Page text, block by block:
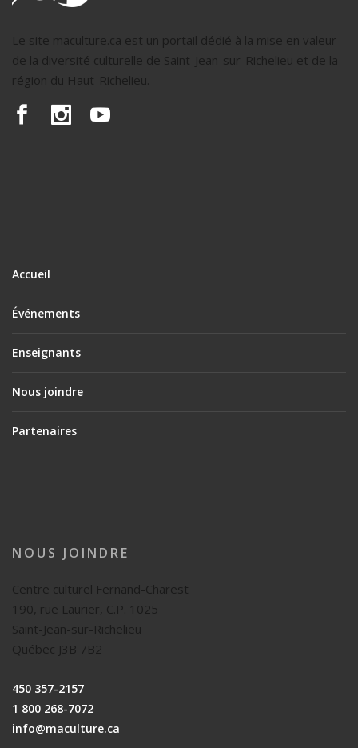
Le site maculture.ca est un portail dédié à la mise en valeur
de la diversité culturelle de Saint-Jean-sur-Richelieu et de la
région du Haut-Richelieu.
Accueil
Événements
Enseignants
Nous joindre
Partenaires
NOUS JOINDRE
Centre culturel Fernand-Charest
190, rue Laurier, C.P. 1025
Saint-Jean-sur-Richelieu
Québec J3B 7B2
450 357-2157
1 800 268-7072
info@maculture.ca